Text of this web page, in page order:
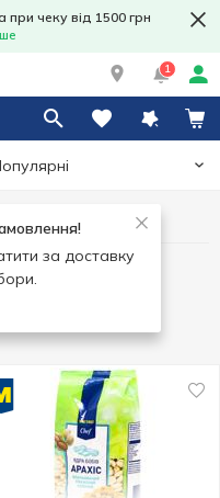
чеку від 1500 грн
1
за доставку
горішки